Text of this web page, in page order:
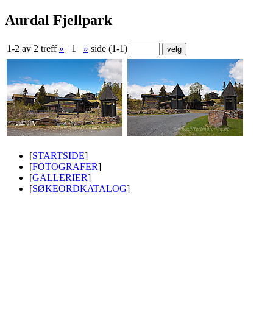
Aurdal Fjellpark
1-2 av 2 treff « 1 » side (1-1)
[STARTSIDE]
[FOTOGRAFER]
[GALLERIER]
[SØKEORDKATALOG]